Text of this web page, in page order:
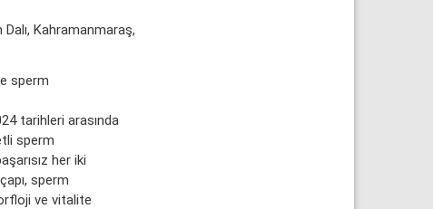
Kahramanmaraş,
sperm
tarihleri arasında
sperm
her iki
sperm
ve vitalite